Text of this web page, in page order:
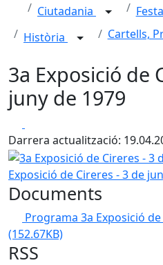
Ciutadania
Història
Cartells,
3a Exposició de
juny de 1979
Darrera actualització:
3a Exposició de Cireres - 3
Exposició de Cireres - 3 de
Documents
Programa 3a Exposició
(152.67KB)
RSS